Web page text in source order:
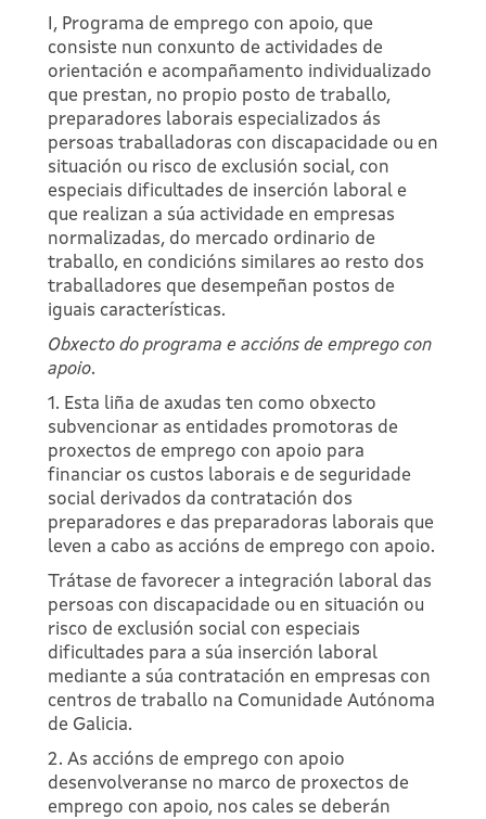
I, Programa de emprego con apoio, que
consiste nun conxunto de actividades de
orientación e acompañamento individualizado
que prestan, no propio posto de traballo,
preparadores laborais especializados ás
persoas traballadoras con discapacidade ou en
situación ou risco de exclusión social, con
especiais dificultades de inserción laboral e
que realizan a súa actividade en empresas
normalizadas, do mercado ordinario de
traballo, en condicións similares ao resto dos
traballadores que desempeñan postos de
iguais características.
Obxecto do programa e accións de emprego con
apoio.
1. Esta liña de axudas ten como obxecto
subvencionar as entidades promotoras de
proxectos de emprego con apoio para
financiar os custos laborais e de seguridade
social derivados da contratación dos
preparadores e das preparadoras laborais que
leven a cabo as accións de emprego con apoio.
Trátase de favorecer a integración laboral das
persoas con discapacidade ou en situación ou
risco de exclusión social con especiais
dificultades para a súa inserción laboral
mediante a súa contratación en empresas con
centros de traballo na Comunidade Autónoma
de Galicia.
2. As accións de emprego con apoio
desenvolveranse no marco de proxectos de
emprego con apoio, nos cales se deberán